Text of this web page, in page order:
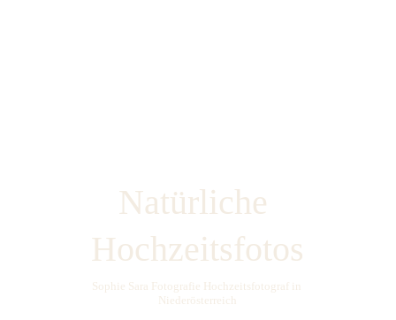
Natürliche
Hochzeitsfotos
Sophie Sara Fotografie Hochzeitsfotograf in
Niederösterreich